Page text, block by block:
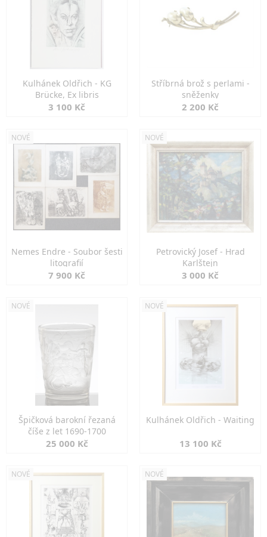
Kulhánek Oldřich - KG
Brücke, Ex libris
3 100 Kč
Stříbrná brož s perlami -
sněženky
2 200 Kč
NOVÉ
Nemes Endre - Soubor šesti
litografií
7 900 Kč
NOVÉ
Petrovický Josef - Hrad
Karlštejn
3 000 Kč
NOVÉ
Špičková barokní řezaná
číše z let 1690-1700
25 000 Kč
NOVÉ
Kulhánek Oldřich - Waiting
13 100 Kč
NOVÉ NOVÉ